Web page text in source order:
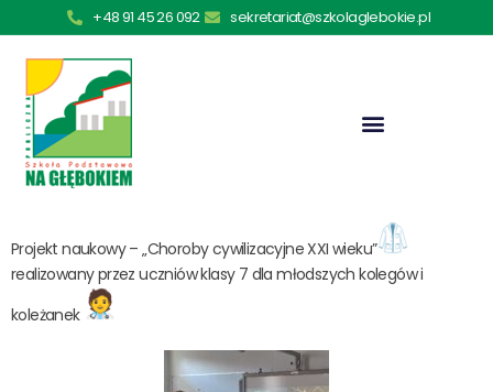
+48 91 45 26 092 sekretariat@szkolaglebokie.pl
Projekt naukowy – „Choroby cywilizacyjne XXI wieku”
realizowany przez uczniów klasy 7 dla młodszych kolegów i
koleżanek